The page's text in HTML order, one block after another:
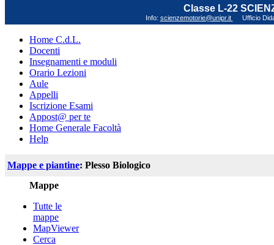
Classe L-22
Info: scienzemotorie@unipr.it Ufficio
Home C.d.L.
Docenti
Insegnamenti e moduli
Orario Lezioni
Aule
Appelli
Iscrizione Esami
Appost@ per te
Home Generale Facoltà
Help
Mappe e piantine: Plesso Biologico
Mappe
Tutte le
mappe
MapViewer
Cerca